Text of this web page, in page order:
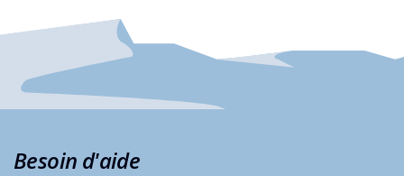
Besoin d'aide